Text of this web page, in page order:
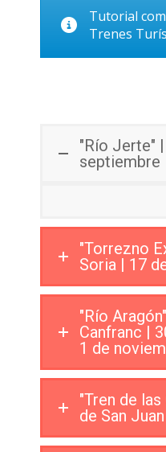
Tutorial
Trenes
"Río Jerte"
septiembre
"Torrezno
Soria | 17
"Río
Canfranc |
1 de
"Tren de
de San